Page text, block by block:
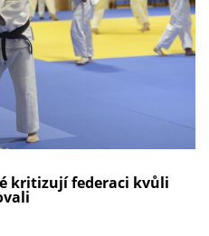
kritizují federaci kvůli